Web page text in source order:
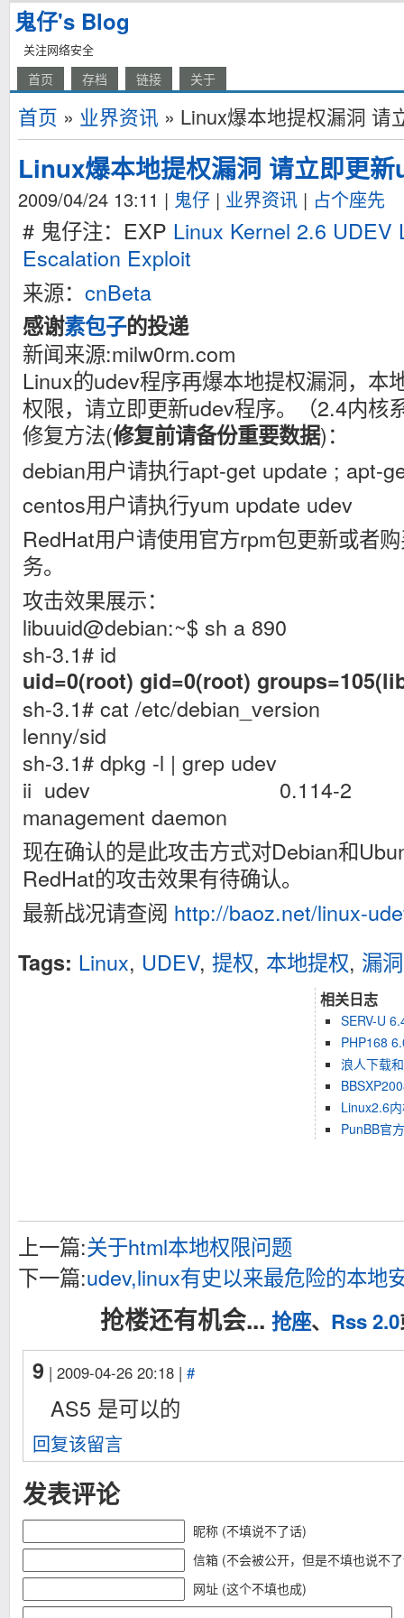
鬼仔's Blog
关注网络安全
首页 存档 链接 关于
首页 » 业界资讯 » Linux爆本地提权漏洞 请
Linux爆本地提权漏洞 请立即更
2009/04/24 13:11 | 鬼仔 | 业界资讯 | 占个座先
# 鬼仔注：EXP Linux Kernel 2.6 UDEV
Escalation Exploit
来源： cnBeta
感谢素包子的投递
新闻来源:milw0rm.com
Linux的udev程序再爆本地提权漏洞，本
权限，请立即更新udev程序。（2.4内核
修复方法(修复前请备份重要数据)：
debian用户请执行apt-get update ; apt-
centos用户请执行yum update udev
RedHat用户请使用官方rpm包更新或者
务。
攻击效果展示：
libuuid@debian:~$ sh a 890
sh-3.1# id
uid=0(root) gid=0(root)
sh-3.1# cat /etc/debian_version
lenny/sid
sh-3.1# dpkg -l | grep udev
ii udev 0.114-2 /dev/
management daemon
现在确认的是此攻击方式对Debian和
RedHat的攻击效果有待确认。
最新战况请查阅 http://baoz.net/linux-
Tags: Linux, UDEV, 提权, 本地提权, 漏洞
相关日志
SERV-U
PHP168
浪人下载
Linux2.6
PunBB官
上一篇:关于html本地权限问题
下一篇:udev,linux有史以来最危险的本地
抢楼还有机会... 抢座、 Rss 2.0
9 | 2009-04-26 20:18 | #
AS5 是可以的
回复该留言
发表评论
昵称 (不填说不了话)
信箱 (不会被公开，但是不填也说不
网址 (这个不填也成)